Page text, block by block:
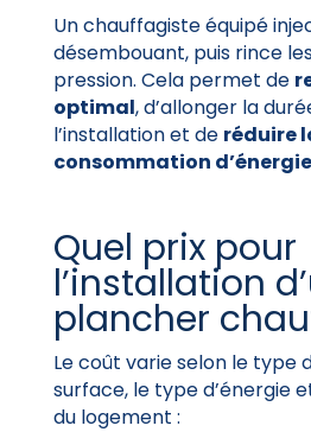
Un chauffagiste équipé
désembouant, puis rince
pression. Cela permet de
optimal, d’allonger la
l’installation et de réduire
consommation d’énergie
Quel prix pour
l’installation
plancher
Le coût varie selon le type
surface, le type d’énergie
du logement :